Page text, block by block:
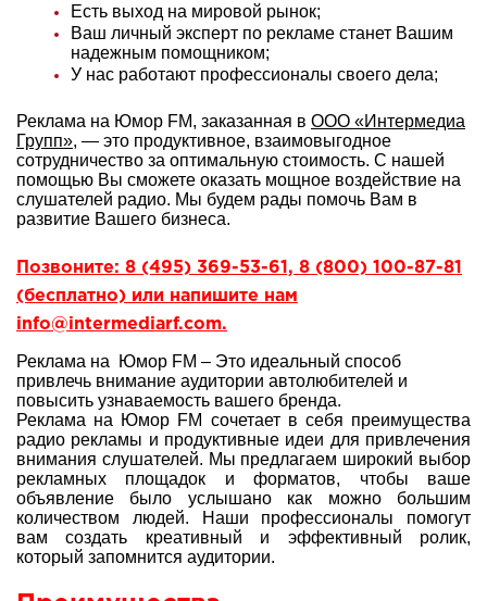
Есть выход на мировой рынок;
Ваш личный эксперт по рекламе станет Вашим
надежным помощником;
У нас работают профессионалы своего дела;
Реклама на Юмор FM, заказанная в ООО «Интермедиа
Групп», — это продуктивное, взаимовыгодное
сотрудничество за оптимальную стоимость. С нашей
помощью Вы сможете оказать мощное воздействие на
слушателей радио. Мы будем рады помочь Вам в
развитие Вашего бизнеса.
Позвоните: 8 (495) 369-53-61, 8 (800) 100-87-81
(бесплатно) или напишите нам
info@intermediarf.com.
Реклама на Юмор FM – Это идеальный способ
привлечь внимание аудитории автолюбителей и
повысить узнаваемость вашего бренда.
Реклама на Юмор FM сочетает в себя преимущества
радио рекламы и продуктивные идеи для привлечения
внимания слушателей. Мы предлагаем широкий выбор
рекламных площадок и форматов, чтобы ваше
объявление было услышано как можно большим
количеством людей. Наши профессионалы помогут
вам создать креативный и эффективный ролик,
который запомнится аудитории.